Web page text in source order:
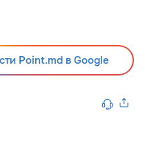
Point.md в Google